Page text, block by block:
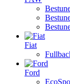
Fiat
Ford